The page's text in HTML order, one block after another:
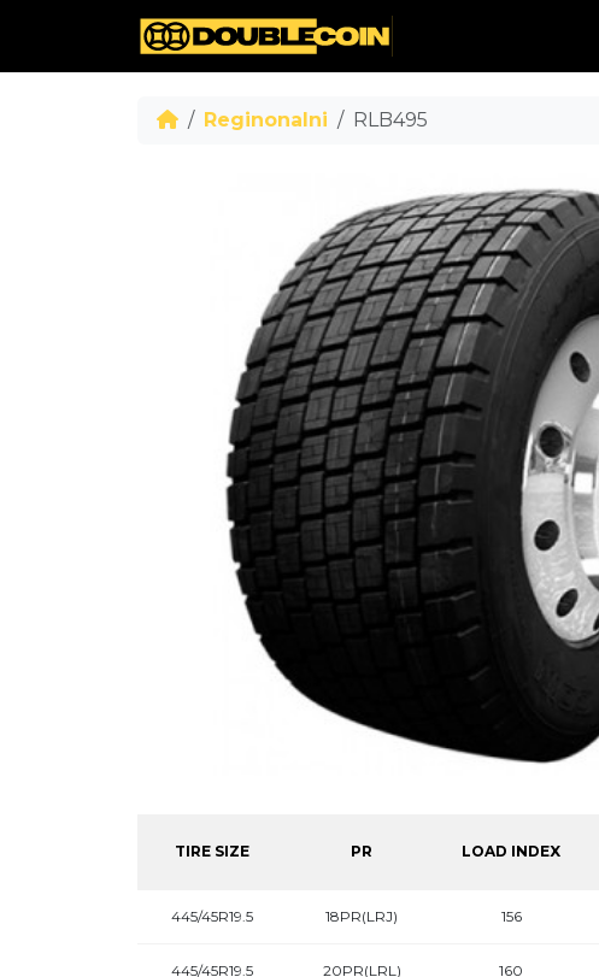
Reginonalni RLB495
TIRE SIZE PR LOAD INDEX
445/45R19.5 18PR(LRJ) 156
445/45R19.5 20PR(LRL) 160